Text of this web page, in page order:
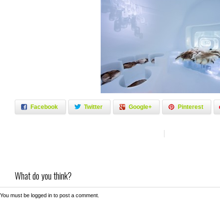
Facebook Twitter Google+ Pinterest
What do you think?
You must be logged in to post a comment.